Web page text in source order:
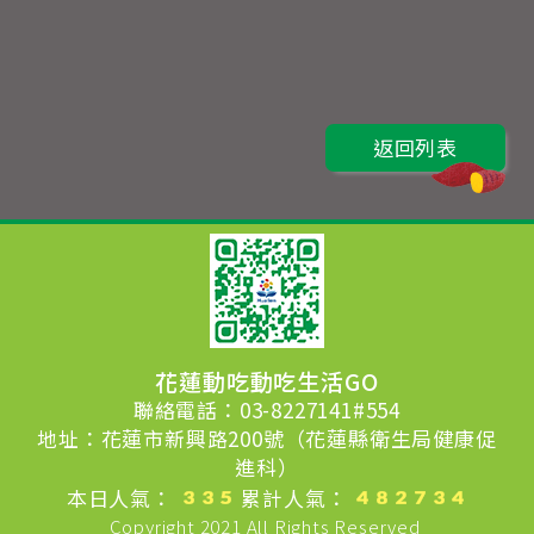
返回列表
花蓮動吃動吃生活GO
聯絡電話：03-8227141#554
地址：花蓮市新興路200號（花蓮縣衛生局健康促
進科）
本日人氣：
累計人氣：
Copyright 2021 All Rights Reserved